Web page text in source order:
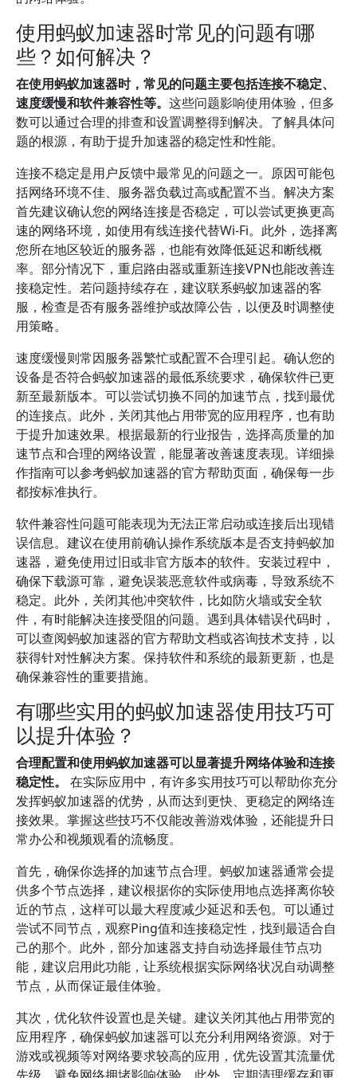
使用蚂蚁加速器时常见的问题有哪
些？如何解决？
在使用蚂蚁加速器时，常见的问题主要包括连接不稳定、
速度缓慢和软件兼容性等。 这些问题影响使用体验，但多
数可以通过合理的排查和设置调整得到解决。了解具体问
题的根源，有助于提升加速器的稳定性和性能。
连接不稳定是用户反馈中最常见的问题之一。原因可能包
括网络环境不佳、服务器负载过高或配置不当。解决方案
首先建议确认您的网络连接是否稳定，可以尝试更换更高
速的网络环境，如使用有线连接代替Wi-Fi。此外，选择离
您所在地区较近的服务器，也能有效降低延迟和断线概
率。部分情况下，重启路由器或重新连接VPN也能改善连
接稳定性。若问题持续存在，建议联系蚂蚁加速器的客
服，检查是否有服务器维护或故障公告，以便及时调整使
用策略。
速度缓慢则常因服务器繁忙或配置不合理引起。确认您的
设备是否符合蚂蚁加速器的最低系统要求，确保软件已更
新至最新版本。可以尝试切换不同的加速节点，找到最优
的连接点。此外，关闭其他占用带宽的应用程序，也有助
于提升加速效果。根据最新的行业报告，选择高质量的加
速节点和合理的网络设置，能显著改善速度表现。详细操
作指南可以参考蚂蚁加速器的官方帮助页面，确保每一步
都按标准执行。
软件兼容性问题可能表现为无法正常启动或连接后出现错
误信息。建议在使用前确认操作系统版本是否支持蚂蚁加
速器，避免使用过旧或非官方版本的软件。安装过程中，
确保下载源可靠，避免误装恶意软件或病毒，导致系统不
稳定。此外，关闭其他冲突软件，比如防火墙或安全软
件，有时能解决连接受阻的问题。遇到具体错误代码时，
可以查阅蚂蚁加速器的官方帮助文档或咨询技术支持，以
获得针对性解决方案。保持软件和系统的最新更新，也是
确保兼容性的重要措施。
有哪些实用的蚂蚁加速器使用技巧可
以提升体验？
合理配置和使用蚂蚁加速器可以显著提升网络体验和连接
稳定性。
在实际应用中，有许多实用技巧可以帮助你充分
发挥蚂蚁加速器的优势，从而达到更快、更稳定的网络连
接效果。掌握这些技巧不仅能改善游戏体验，还能提升日
常办公和视频观看的流畅度。
首先，确保你选择的加速节点合理。蚂蚁加速器通常会提
供多个节点选择，建议根据你的实际使用地点选择离你较
近的节点，这样可以最大程度减少延迟和丢包。可以通过
尝试不同节点，观察Ping值和连接稳定性，找到最适合自
己的那个。此外，部分加速器支持自动选择最佳节点功
能，建议启用此功能，让系统根据实际网络状况自动调整
节点，从而保证最佳体验。
其次，优化软件设置也是关键。建议关闭其他占用带宽的
应用程序，确保蚂蚁加速器可以充分利用网络资源。对于
游戏或视频等对网络要求较高的应用，优先设置其流量优